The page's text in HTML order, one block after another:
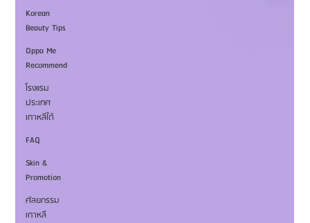
Korean
Beauty Tips
Oppa Me
Recommend
โรงแรม
ประเทศ
เกาหลีใต้
FAQ
Skin &
Promotion
ศัลยกรรม
เกาหลี